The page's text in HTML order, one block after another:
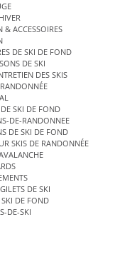
& ACCESSOIRES
DE SKI DE FOND
DE SKI
DES SKIS
SKI DE FOND
DE-RANDONNEE
DE SKI DE FOND
SKIS DE RANDONNÉE
DE SKI
SKI DE FOND
DE-SKI